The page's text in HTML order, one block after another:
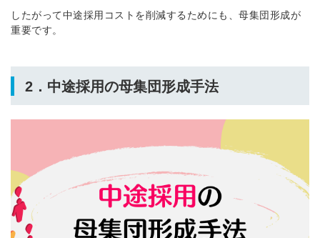
したがって中途採用コストを削減するためにも、母集団形成が
重要です。
2．中途採用の母集団形成手法